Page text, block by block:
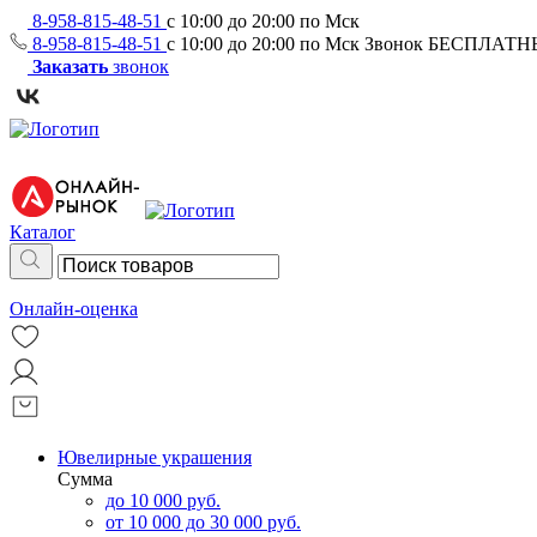
8-958-815-48-51 с 10:00 до 20:00 по Мск
8-958-815-48-51 с 10:00 до 20:00 по Мск Звонок
Заказать звонок
Каталог
Онлайн-оценка
Ювелирные украшения
Сумма
до 10 000 руб.
от 10 000 до 30 000 руб.